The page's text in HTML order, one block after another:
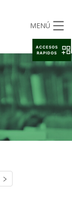
MENÚ
ACCESOS
RAPIDOS